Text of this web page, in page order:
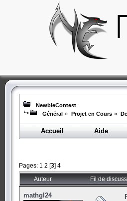
NewbieContest
Général » Projet en Cours »
Accueil Aide
Pages: 1 2 [3] 4
Auteur Fil de
mathgl24